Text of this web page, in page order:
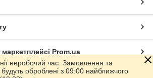
Prom.ua
неробочий час. Замовлення та
оброблені з 09:00 найближчого